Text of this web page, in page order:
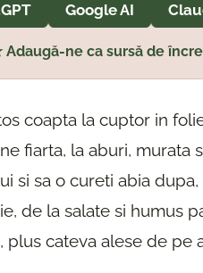
Google AI
Adaugă-ne ca sursă de
coapta la cuptor in
fiarta, la aburi, murata
si sa o cureti abia
de la salate si humus
plus cateva alese de pe